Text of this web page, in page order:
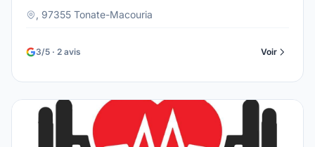
, 97355 Tonate-Macouria
3/5 · 2 avis Voir